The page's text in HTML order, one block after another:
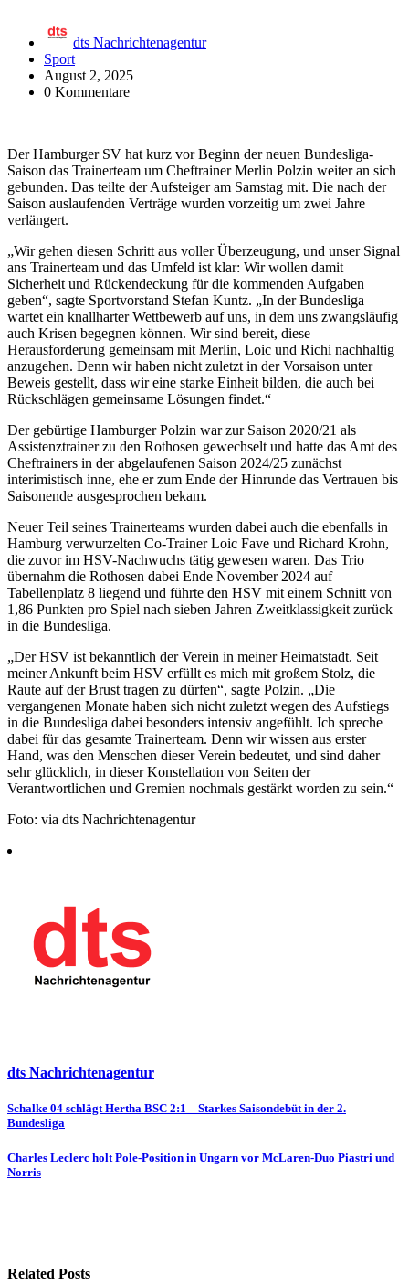
dts Nachrichtenagentur
Sport
August 2, 2025
0 Kommentare
Der Hamburger SV hat kurz vor Beginn der neuen Bundesliga-
Saison das Trainerteam um Cheftrainer Merlin Polzin weiter an sich
gebunden. Das teilte der Aufsteiger am Samstag mit. Die nach der
Saison auslaufenden Verträge wurden vorzeitig um zwei Jahre
verlängert.
„Wir gehen diesen Schritt aus voller Überzeugung, und unser Signal
ans Trainerteam und das Umfeld ist klar: Wir wollen damit
Sicherheit und Rückendeckung für die kommenden Aufgaben
geben“, sagte Sportvorstand Stefan Kuntz. „In der Bundesliga
wartet ein knallharter Wettbewerb auf uns, in dem uns zwangsläufig
auch Krisen begegnen können. Wir sind bereit, diese
Herausforderung gemeinsam mit Merlin, Loic und Richi nachhaltig
anzugehen. Denn wir haben nicht zuletzt in der Vorsaison unter
Beweis gestellt, dass wir eine starke Einheit bilden, die auch bei
Rückschlägen gemeinsame Lösungen findet.“
Der gebürtige Hamburger Polzin war zur Saison 2020/21 als
Assistenztrainer zu den Rothosen gewechselt und hatte das Amt des
Cheftrainers in der abgelaufenen Saison 2024/25 zunächst
interimistisch inne, ehe er zum Ende der Hinrunde das Vertrauen bis
Saisonende ausgesprochen bekam.
Neuer Teil seines Trainerteams wurden dabei auch die ebenfalls in
Hamburg verwurzelten Co-Trainer Loic Fave und Richard Krohn,
die zuvor im HSV-Nachwuchs tätig gewesen waren. Das Trio
übernahm die Rothosen dabei Ende November 2024 auf
Tabellenplatz 8 liegend und führte den HSV mit einem Schnitt von
1,86 Punkten pro Spiel nach sieben Jahren Zweitklassigkeit zurück
in die Bundesliga.
„Der HSV ist bekanntlich der Verein in meiner Heimatstadt. Seit
meiner Ankunft beim HSV erfüllt es mich mit großem Stolz, die
Raute auf der Brust tragen zu dürfen“, sagte Polzin. „Die
vergangenen Monate haben sich nicht zuletzt wegen des Aufstiegs
in die Bundesliga dabei besonders intensiv angefühlt. Ich spreche
dabei für das gesamte Trainerteam. Denn wir wissen aus erster
Hand, was den Menschen dieser Verein bedeutet, und sind daher
sehr glücklich, in dieser Konstellation von Seiten der
Verantwortlichen und Gremien nochmals gestärkt worden zu sein.“
Foto: via dts Nachrichtenagentur
dts Nachrichtenagentur
Beitragsnavigation
Schalke 04 schlägt Hertha BSC 2:1 – Starkes Saisondebüt in der 2.
Bundesliga
Charles Leclerc holt Pole-Position in Ungarn vor McLaren-Duo Piastri und
Norris
Related Posts